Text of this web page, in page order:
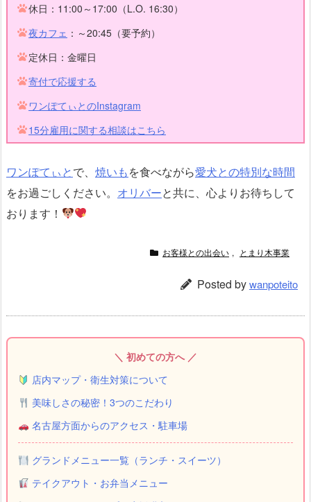
休日：11:00～17:00（L.O. 16:30）
夜カフェ ：～20:45（要予約）
定休日：金曜日
寄付で応援する
ワンぽてぃとのInstagram
15分雇用に関する相談はこちら
ワンぽてぃとで、 焼いもを食べながら愛犬との特別な時間
をお過ごしください。 オリバーと共に、心よりお待ちして
おります！
お客様との出会い , とまり木事業
Posted bywanpoteito
＼ 初めての方へ ／
店内マップ・衛生対策について
美味しさの秘密！3つのこだわり
名古屋方面からのアクセス・駐車場
グランドメニュー一覧（ランチ・スイーツ）
テイクアウト・お弁当メニュー